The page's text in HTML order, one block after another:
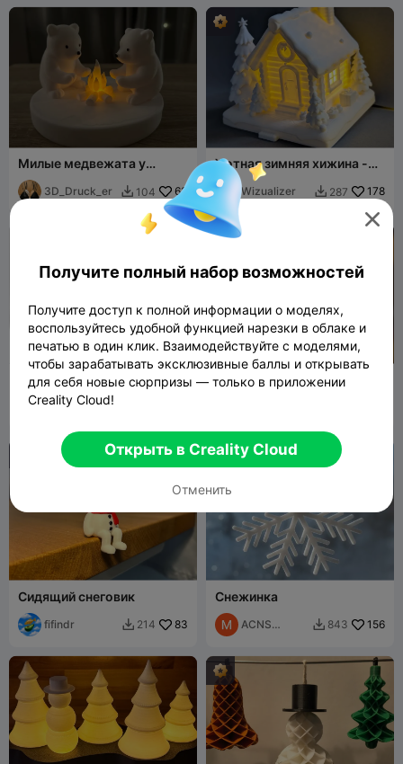
Милые медвежата у
костра
3D_Druck_er  104 63
Уютная зимняя хижина -
курильница и держатель
для светодиодов
Wizualizer  287 178
Рождественский венок с
Сантой
Stigern
Снежный барс - Уютные
Сидящий снеговик
fifindr  214 83
Снежинка
ACNS
 843 156

Получите полный набор возможностей
Получите доступ к полной информации о моделях,
воспользуйтесь удобной функцией нарезки в облаке и
печатью в один клик. Взаимодействуйте с моделями,
чтобы зарабатывать эксклюзивные баллы и открывать
для себя новые сюрпризы — только в приложении
Creality Cloud!
Открыть в Creality Cloud
Отменить